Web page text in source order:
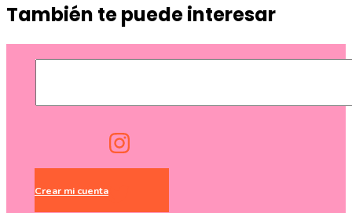
También te puede interesar
Crear mi cuenta